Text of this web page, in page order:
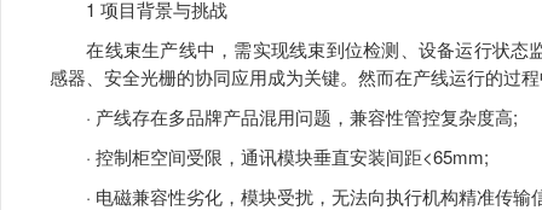
1 项目背景与挑战
在线束生产线中，需实现线束到位检测、设备运行状态
感器、安全光栅的协同应用成为关键。然而在产线运行的过
· 产线存在多品牌产品混用问题，兼容性管控复杂度高;
· 控制柜空间受限，通讯模块垂直安装间距<65mm;
· 电磁兼容性劣化，模块受扰，无法向执行机构精准传输